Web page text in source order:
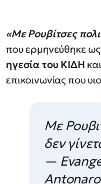
«Με Ρουβίτσες
που ερμηνεύθηκε ως
ηγεσία του ΚΙΔΗ
επικοινωνίας που
Mε
δεν
—